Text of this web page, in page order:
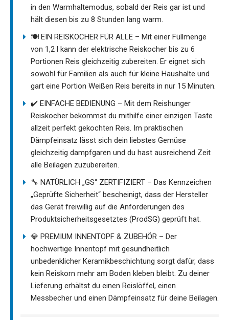
in den Warmhaltemodus, sobald der Reis gar ist und
hält diesen bis zu 8 Stunden lang warm.
🍽️ EIN REISKOCHER FÜR ALLE – Mit einer Füllmenge
von 1,2 l kann der elektrische Reiskocher bis zu 6
Portionen Reis gleichzeitig zubereiten. Er eignet sich
sowohl für Familien als auch für kleine Haushalte und
gart eine Portion Weißen Reis bereits in nur 15 Minuten.
✔️ EINFACHE BEDIENUNG – Mit dem Reishunger
Reiskocher bekommst du mithilfe einer einzigen Taste
allzeit perfekt gekochten Reis. Im praktischen
Dämpfeinsatz lässt sich dein liebstes Gemüse
gleichzeitig dampfgaren und du hast ausreichend Zeit
alle Beilagen zuzubereiten.
🔧 NATÜRLICH „GS“ ZERTIFIZIERT – Das Kennzeichen
„Geprüfte Sicherheit“ bescheinigt, dass der Hersteller
das Gerät freiwillig auf die Anforderungen des
Produktsicherheitsgesetztes (ProdSG) geprüft hat.
💎 PREMIUM INNENTOPF & ZUBEHÖR – Der
hochwertige Innentopf mit gesundheitlich
unbedenklicher Keramikbeschichtung sorgt dafür, dass
kein Reiskorn mehr am Boden kleben bleibt. Zu deiner
Lieferung erhältst du einen Reislöffel, einen
Messbecher und einen Dämpfeinsatz für deine Beilagen.